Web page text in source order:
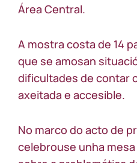
Área Central.
A mostra costa de 14
que se amosan
dificultades de contar
axeitada e accesible.
No marco do acto de
celebrouse unha